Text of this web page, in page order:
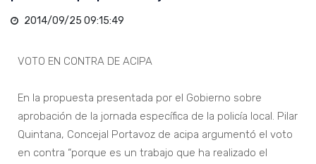
2014/09/25 09:15:49
VOTO EN CONTRA DE ACIPA
En la propuesta presentada por el Gobierno sobre
aprobación de la jornada específica de la policía local. Pilar
Quintana, Concejal Portavoz de acipa argumentó el voto
en contra “porque es un trabajo que ha realizado el